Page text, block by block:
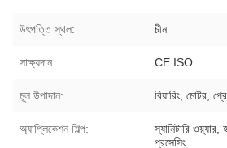
উৎপত্তি স্থল: চীন
সাক্ষ্যদান: CE ISO
মূল উপাদান: বিয়ারিং, মোটর,
অ্যাপ্লিকেশন শিল্প:
স্যানিটারি
প্রসেসিং